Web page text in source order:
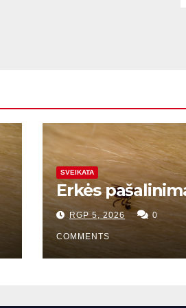
SVEIKATA
Erkės
RGP 5, 2026 0
COMMENTS